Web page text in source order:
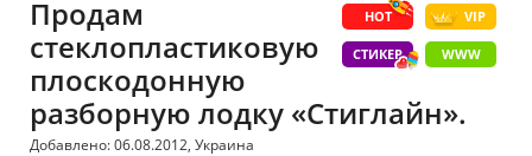
HOT VIP
СТИКЕР WWW
Продам
стеклопластиковую
плоскодонную
разборную лодку «Стиглайн».
Добавлено: 06.08.2012, Украина